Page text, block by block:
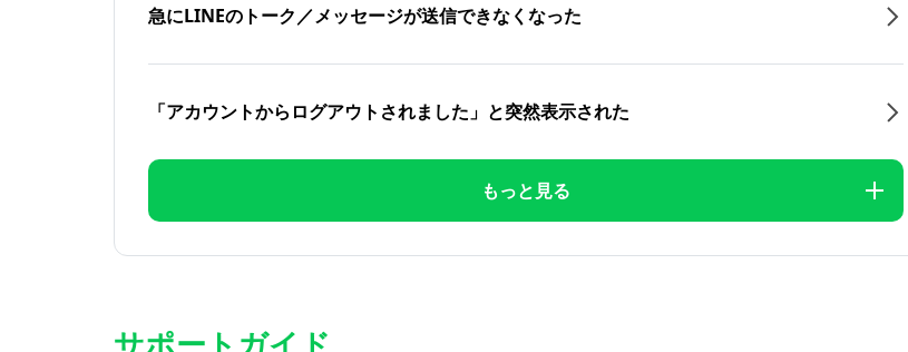
急にLINEのトーク／メッセージが送信できなくなった
「アカウントからログアウトされました」と突然表示された
もっと見る
サポートガイド